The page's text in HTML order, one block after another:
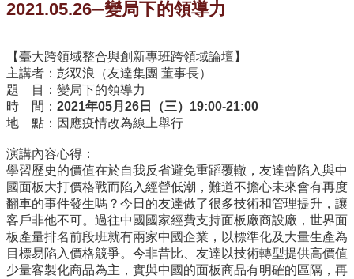
首
頁
站
導
覽
English
所
簡
介
學
程
簡
介
2021.05.26─變局下的領導力
【臺大跨領域整合與創新專班跨領域論壇】
主講者：彭双浪（友達集團 董事長）
題 目：變局下的領導力
時 間： 2021年05月26日（三）19:00-21:00
地 點：因應疫情改為線上舉行
演講內容心得：
學習歷史的價值在於自我反省避免重蹈覆轍，友達曾陷入與中
國面板大打價格戰而陷入經營低潮，難道不擔心未來會有再度
翻車的事件發生嗎？今日的友達做了很多技術和管理提升，讓
客戶非他不可。過往中國國家經費支持面板廠商設廠，世界面
板產量排名前段班就有兩家中國企業，以標準化及大量生產為
目標易陷入價格競爭。今非昔比、友達以技術轉型提供高價值
少量客製化商品為主，實與中國的面板商品有明確的區隔，再